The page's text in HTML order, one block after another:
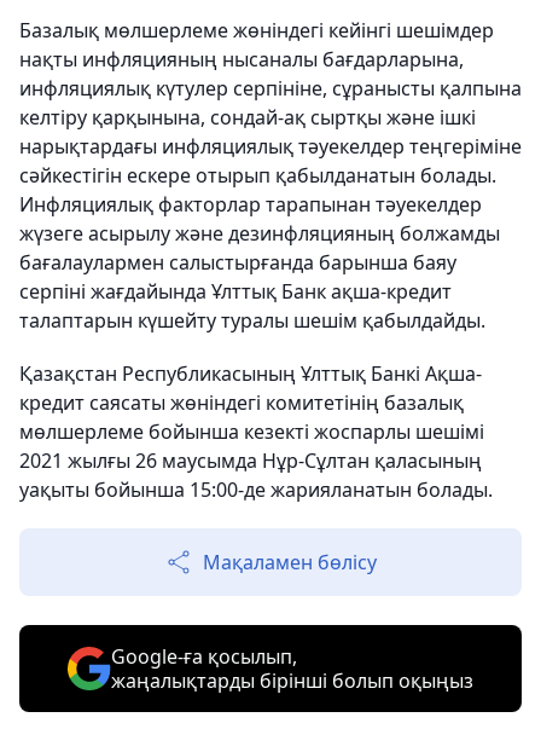
Базалық мөлшерлеме жөніндегі кейінгі шешімдер
нақты инфляцияның нысаналы бағдарларына,
инфляциялық күтулер серпініне, сұранысты қалпына
келтіру қарқынына, сондай-ақ сыртқы және ішкі
нарықтардағы инфляциялық тәуекелдер теңгеріміне
сәйкестігін ескере отырып қабылданатын болады.
Инфляциялық факторлар тарапынан тәуекелдер
жүзеге асырылу және дезинфляцияның болжамды
бағалаулармен салыстырғанда барынша баяу
серпіні жағдайында Ұлттық Банк ақша-кредит
талаптарын күшейту туралы шешім қабылдайды.
Қазақстан Республикасының Ұлттық Банкі Ақша-
кредит саясаты жөніндегі комитетінің базалық
мөлшерлеме бойынша кезекті жоспарлы шешімі
2021 жылғы 26 маусымда Нұр-Сұлтан қаласының
уақыты бойынша 15:00-де жарияланатын болады.
Мақаламен бөлісу
Google-ға қосылып,
жаңалықтарды бірінші болып оқыңыз